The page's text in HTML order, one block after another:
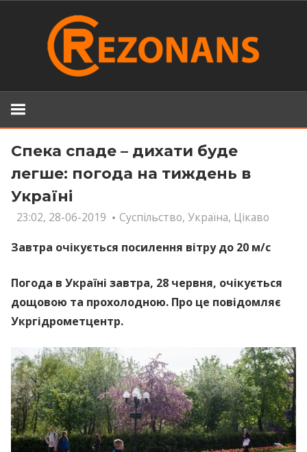
Спека спаде – дихати буде
легше: погода на тиждень в
Україні
23:02, 28-06-2019 Суспільство,Україна, Цікаво
Завтра очікується посилення вітру до 20 м/с
Погода в Україні завтра, 28 червня, очікується
дощовою та прохолодною. Про це повідомляє
Укргідрометцентр.